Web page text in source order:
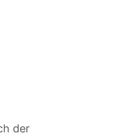
der